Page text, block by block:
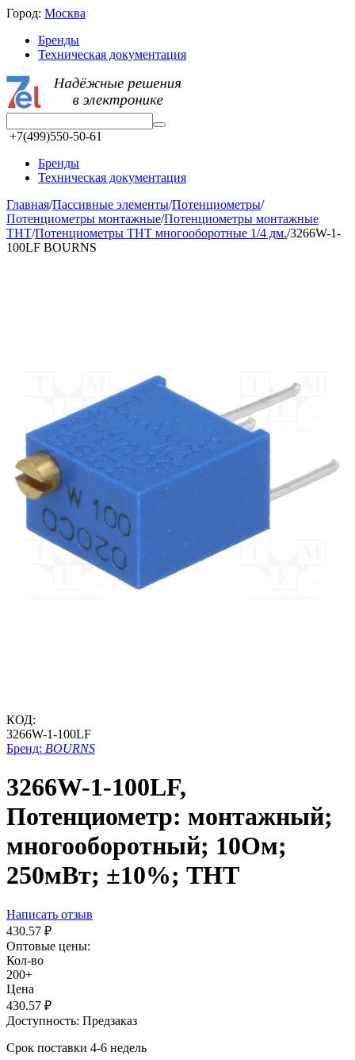
Город: Москва
Бренды
Техническая документация
+7(499)550-50-61
Бренды
Техническая документация
Главная/Пассивные элементы/Потенциометры/
Потенциометры монтажные/Потенциометры монтажные
THT/Потенциометры THT многооборотные 1/4 дм./3266W-1-
100LF BOURNS
КОД:
3266W-1-100LF
Бренд: BOURNS
3266W-1-100LF,
Потенциометр: монтажный;
многооборотный; 10Ом;
250мВт; ±10%; THT
Написать отзыв
430.57 ₽
Оптовые цены:
Кол-во
200+
Цена
430.57 ₽
Доступность: Предзаказ
Срок поставки 4-6 недель